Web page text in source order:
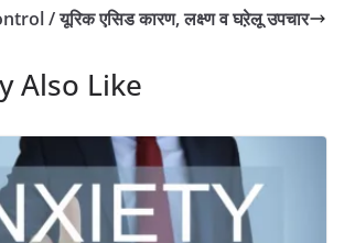
/ यूरिक एसिड कारण, लक्ष्ण व घऱेलू उपचार
Also Like